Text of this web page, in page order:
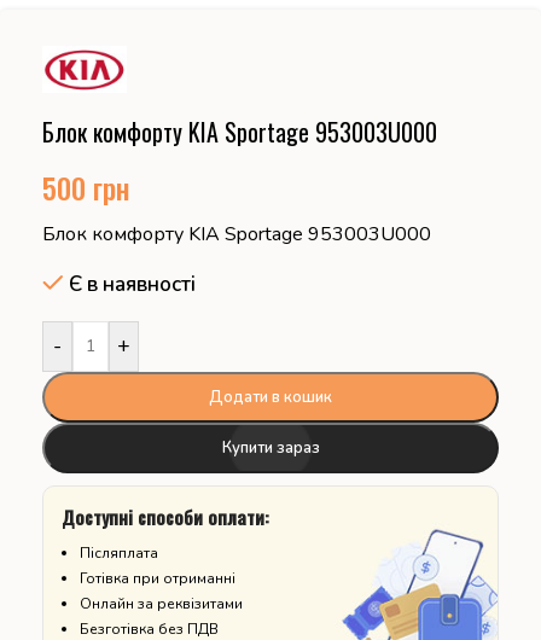
Блок комфорту KIA Sportage 953003U000
500 грн
Блок комфорту KIA Sportage 953003U000
Є в наявності
- +
Додати в кошик
Купити зараз
Доступні способи оплати:
Післяплата
Готівка при отриманні
Онлайн за реквізитами
Безготівка без ПДВ